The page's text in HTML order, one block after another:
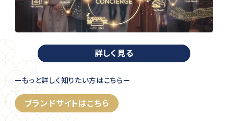
詳しく見る
ーもっと詳しく知りたい方はこちらー
ブランドサイトはこちら